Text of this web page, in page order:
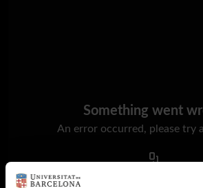
Something went
An error occurred, please try